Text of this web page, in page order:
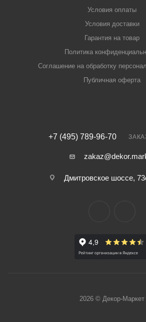
Условия оплаты
Условия доставки
Гарантия на товар
Политика
Соглашение на обработку
Публичная оферта
+7 (495) 789-96-70
Дмитровское шоссе,
2026 © Декор-Маркет